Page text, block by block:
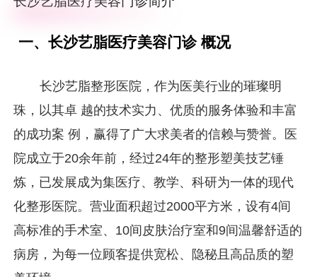
的病房，为每一位顾客提供宽松、隐秘且高品质的塑美环境。
脂、自体脂肪填充、脂肪塑形体雕等高端项目。价格区间为5千
至10万以上，上不封顶，满足不同顾客的个性化需求。 【面部
定制个性化的美丽方案。价格同样灵活，从5千至10万以上不
术著称，擅长打造自然、灵动的眼部形态。价格区间为3000至2
万以上，让每一位顾客都能拥有迷人的双眸。 【鼻部】：李瑶
（主诊主治） 除了体雕塑形，李瑶医生在鼻部整形方面也有着
独到的见解和精 湛的技术。价格区间为5千至5万以上，上不封
顶，为顾客塑造挺拔、立体的鼻型。 【注射微整】：周蓉梅
（主治）、周晓琳（主治） 两位周医生擅长运用各种注射材料
进行面部微整，如玻尿酸、肉 毒 素等，价格区间为2000至2万
以上，让顾客轻松拥有年轻、美丽的面容。 【皮肤管理】：周
晓琳（主治）、高娟（医师） 专 业的皮肤管理团队，运用先 进
的皮肤治疗设备和技术，为顾客解决各种皮肤问题，价格区间同
其丰富的麻醉经验和严谨的工作态度，确保每一台手术的顺利进
艺脂整形医院拥有众多特色项目，包括面部精细吸脂、自体脂肪
一、长沙艺脂医疗美容门诊 概况
长沙艺脂整形医院，作为医美行业的璀璨明
珠，以其卓 越的技术实力、优质的服务体验和丰富
的成功案 例，赢得了广大求美者的信赖与赞誉。医
院成立于20余年前，经过24年的整形塑美技艺锤
炼，已发展成为集医疗、教学、科研为一体的现代
化整形医院。营业面积超过2000平方米，设有4间
高标准的手术室、10间皮肤治疗室和9间温馨舒适的
病房，为每一位顾客提供宽松、隐秘且高品质的塑